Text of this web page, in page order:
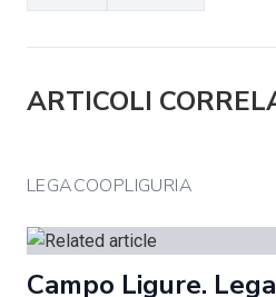
ARTICOLI
LEGACOOPLIGURIA
Campo Ligure.